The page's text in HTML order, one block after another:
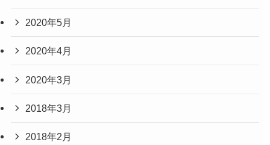
2020年5月
2020年4月
2020年3月
2018年3月
2018年2月